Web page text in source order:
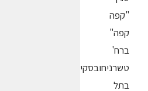
"קפה
קפה"
ברח'
טשרניחובסקי
בתל